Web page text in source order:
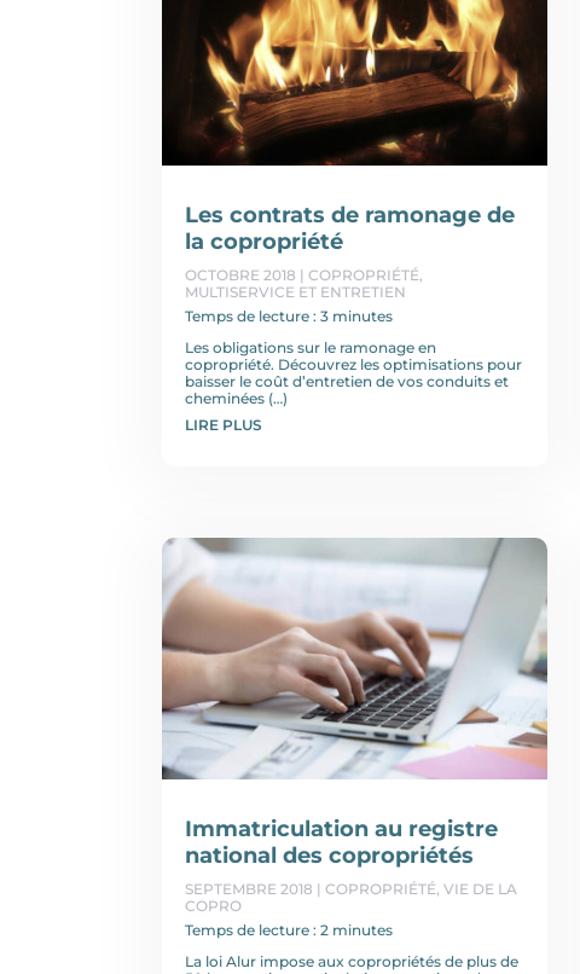
Les contrats de ramonage de
la copropriété
OCTOBRE 2018 |COPROPRIÉTÉ,
MULTISERVICE ET ENTRETIEN
Temps de lecture : 3 minutes
Les obligations sur le ramonage en
copropriété. Découvrez les optimisations pour
baisser le coût d’entretien de vos conduits et
cheminées (…)
LIRE PLUS
Immatriculation au registre
national des copropriétés
SEPTEMBRE 2018 |COPROPRIÉTÉ,VIE DE LA
COPRO
Temps de lecture : 2 minutes
La loi Alur impose aux copropriétés de plus de